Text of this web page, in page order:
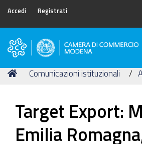
Accedi Registrati
Camera
Commercio
Tu
Home
Comunicazioni istituzionali
Target Export:
Emilia